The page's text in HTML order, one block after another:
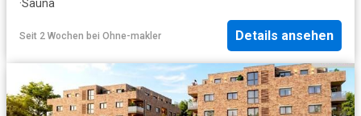
·Sauna
Seit 2 Wochen bei Ohne-makler Details ansehen